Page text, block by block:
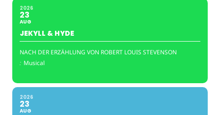
2026
23
AUG
JEKYLL & HYDE
NACH DER ERZÄHLUNG VON ROBERT LOUIS STEVENSON
: Musical
2026
23
AUG